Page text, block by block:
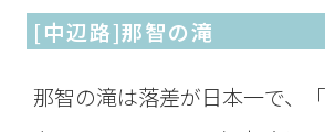
[中辺路]那智の滝
那智の滝は落差が日本一で、